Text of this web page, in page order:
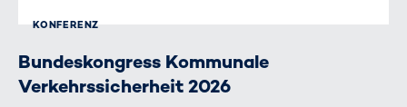
KONFERENZ
Bundeskongress Kommunale
Verkehrssicherheit 2026